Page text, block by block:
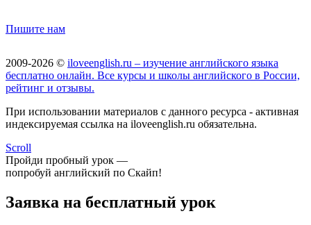
Пишите нам
2009-2026 © iloveenglish.ru – изучение английского языка
бесплатно онлайн. Все курсы и школы английского в России,
рейтинг и отзывы.
При использовании материалов с данного ресурса - активная
индексируемая ссылка на iloveenglish.ru обязательна.
Scroll
Пройди пробный урок —
попробуй английский по Скайп!
Заявка на бесплатный урок